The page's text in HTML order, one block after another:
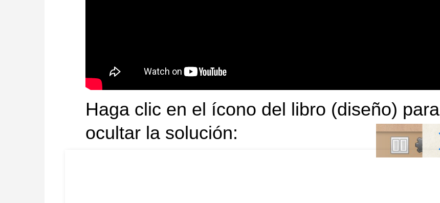
Haga clic en el ícono del libro (diseño) para
ocultar la solución: